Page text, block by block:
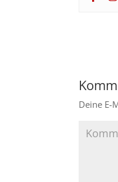
Deine E-